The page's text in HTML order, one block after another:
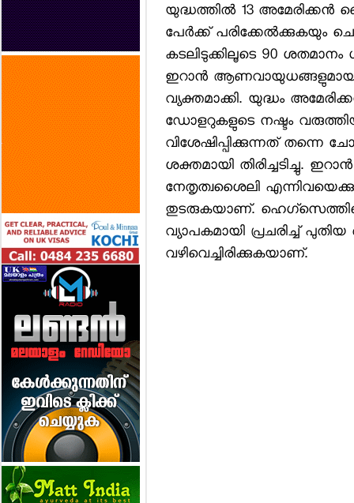
യുദ്ധത്തില്‍ 13 അമേരിക്കന്‍
പേര്‍ക്ക് പരിക്കേല്‍ക്കുകയും
കടലിടുക്കിലൂടെ 90 ശതമാനം
ഇറാന്‍
വ്യക്തമാക്കി. യുദ്ധം
ഡോളറുകളുടെ നഷ്ടം
വിശേഷിപ്പിക്കുന്നത് തന്നെ
ശക്തമായി തിരിച്ചടിച്ചു.
നേതൃത്വശൈലി
തുടരുകയാണ്.
വ്യാപകമായി പ്രചരിച്ച് പുതിയ
വഴിവെച്ചിരിക്കുകയാണ്.